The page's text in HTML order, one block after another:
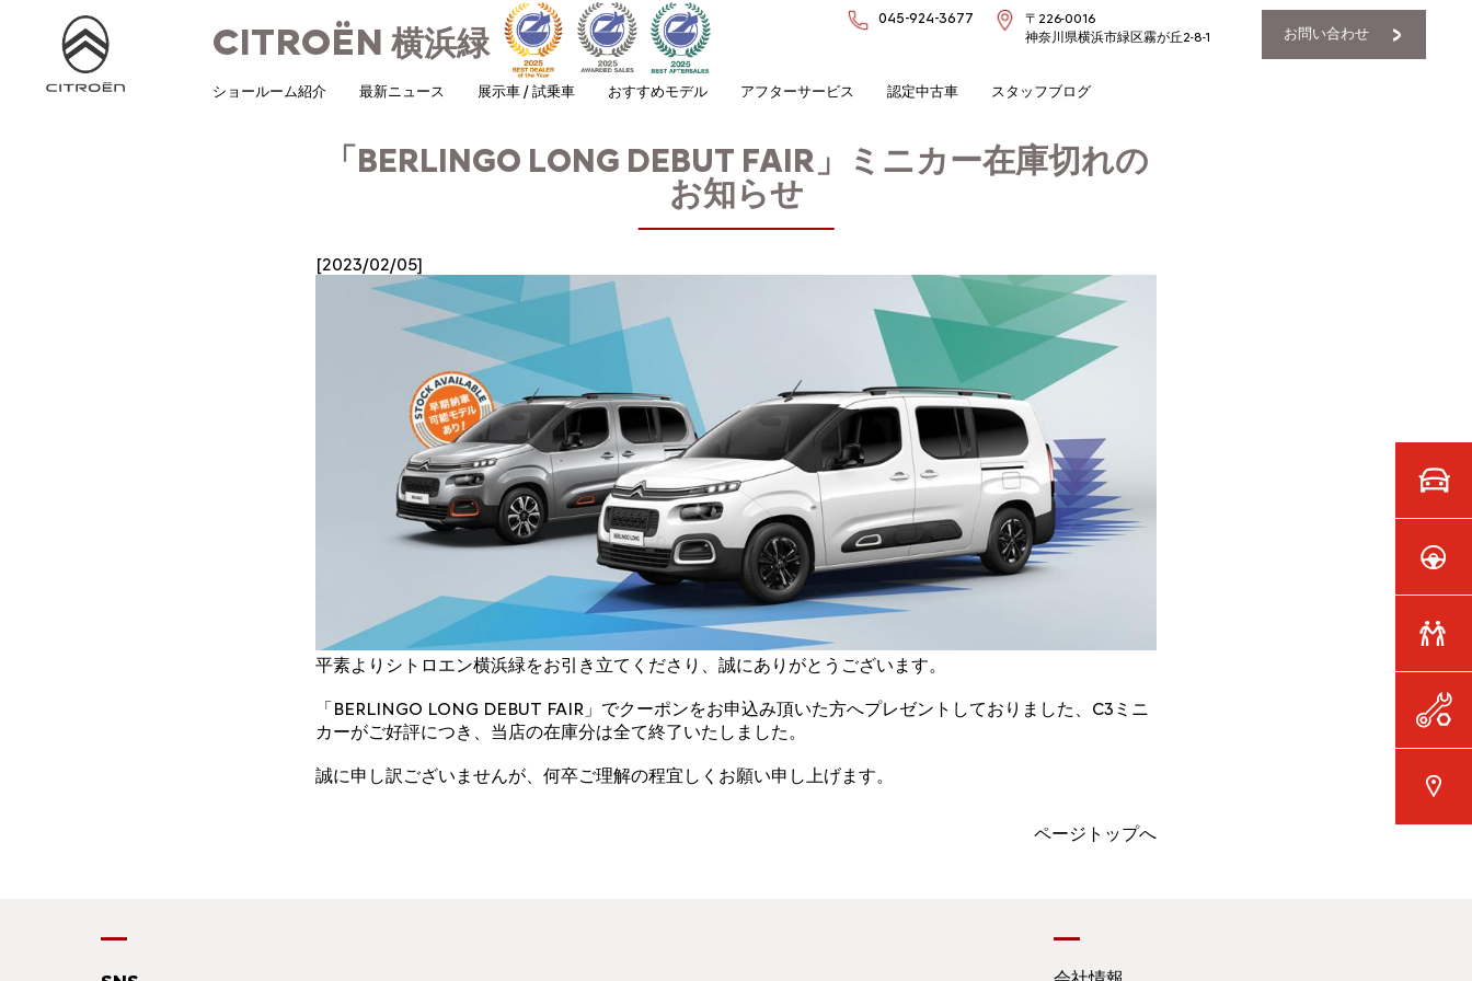
CITROËN 横浜緑
045-924-3677
〒226-0016
神奈川県横浜市緑区霧が丘2-8-1
お問い合わせ
ショールーム紹介 最新ニュース 展示車 / 試乗車 おすすめモデル アフターサービス 認定中古車 スタッフブログ
「BERLINGO LONG DEBUT FAIR」ミニカー在庫切れの
お知らせ
[2023/02/05]
平素よりシトロエン横浜緑をお引き立てくださり、誠にありがとうございます。
「BERLINGO LONG DEBUT FAIR」でクーポンをお申込み頂いた方へプレゼントしておりました、C3ミニ
カーがご好評につき、当店の在庫分は全て終了いたしました。
誠に申し訳ございませんが、何卒ご理解の程宜しくお願い申し上げます。
ページトップへ